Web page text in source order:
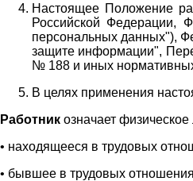
Настоящее Положение
Российской Федерации,
персональных данных"),
защите информации",
№ 188 и иных
В целях применения
Работник означает физическое
• находящееся в трудовых
• бывшее в трудовых